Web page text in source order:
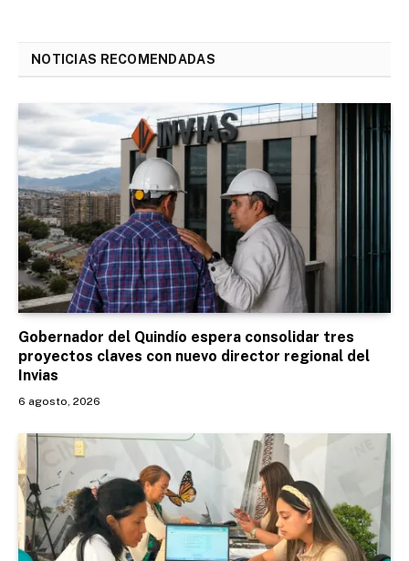
NOTICIAS RECOMENDADAS
Gobernador del Quindío espera consolidar tres
proyectos claves con nuevo director regional del
Invias
6 agosto, 2026